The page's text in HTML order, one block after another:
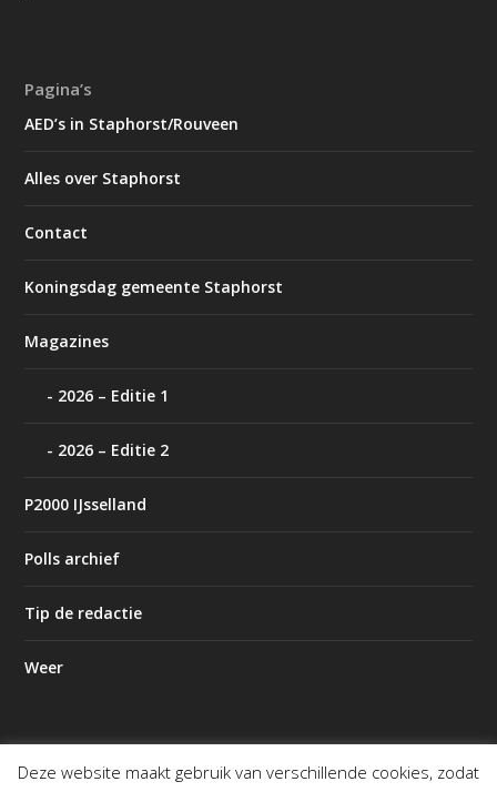
Pagina’s
AED’s in Staphorst/Rouveen
Alles over Staphorst
Contact
Koningsdag gemeente Staphorst
Magazines
2026 – Editie 1
2026 – Editie 2
P2000 IJsselland
Polls archief
Tip de redactie
Weer
Deze website maakt gebruik van verschillende cookies, zodat